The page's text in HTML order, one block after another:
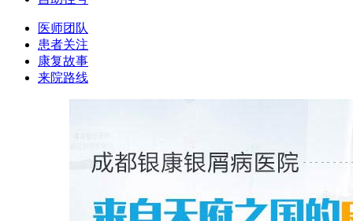
医师团队
患者关注
康复故事
来院路线